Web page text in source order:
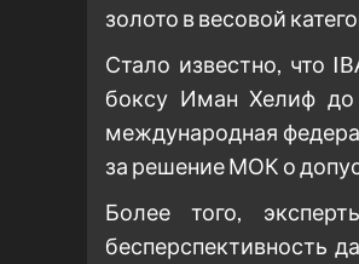
золото в весовой
Стало известно, что
боксу Иман Хелиф
международная
за решение МОК о
Более того,
бесперспективность